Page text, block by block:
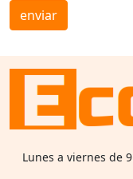
enviar
Lunes a viernes de